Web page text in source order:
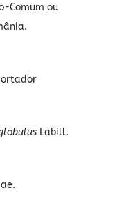
Comum ou
Labill.